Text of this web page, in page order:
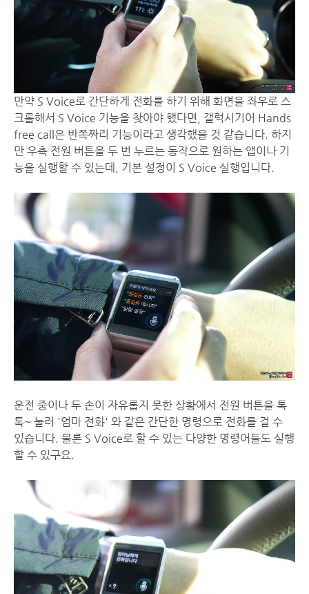
만약 S Voice로 간단하게 전화를 하기 위해 화면을 좌우로 스
크롤해서 S Voice 기능을 찾아야 했다면, 갤럭시기어 Hands
free call은 반쪽짜리 기능이라고 생각했을 것 같습니다. 하지
만 우측 전원 버튼을 두 번 누르는 동작으로 원하는 앱이나 기
능을 실행할 수 있는데, 기본 설정이 S Voice 실행입니다.
운전 중이나 두 손이 자유롭지 못한 상황에서 전원 버튼을 톡
톡~ 눌러 '엄마 전화' 와 같은 간단한 명령으로 전화를 걸 수
있습니다. 물론 S Voice로 할 수 있는 다양한 명령어들도 실행
할 수 있구요.